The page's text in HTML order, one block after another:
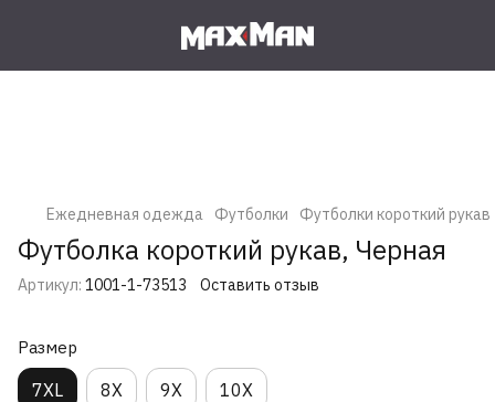
Ежедневная одежда Футболки Футболки короткий рукав
Футболка короткий рукав, Черная
Артикул: 1001-1-73513 Оставить отзыв
Размер
7XL 8X 9X 10X